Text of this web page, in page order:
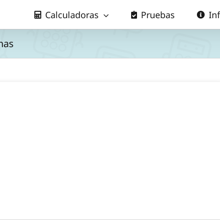
Calculadoras Pruebas